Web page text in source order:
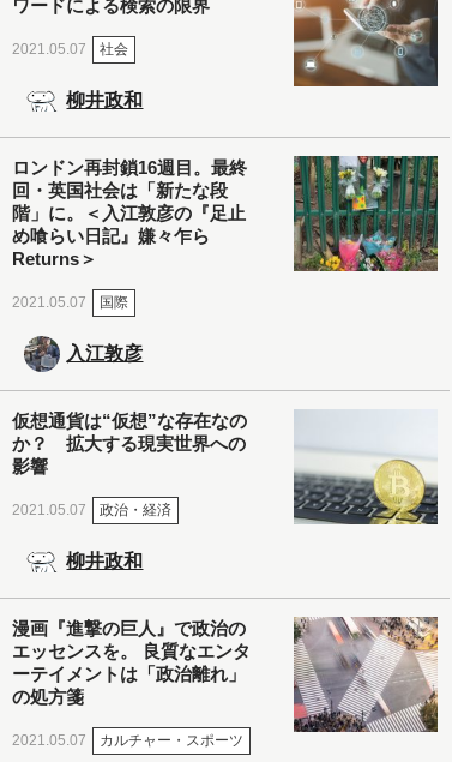
ワードによる検索の限界
2021.05.07 社会
柳井政和
ロンドン再封鎖16週目。最終
回・英国社会は「新たな段
階」に。＜入江敦彦の『足止
め喰らい日記』嫌々乍ら
Returns＞
2021.05.07 国際
入江敦彦
仮想通貨は“仮想”な存在なの
か？ 拡大する現実世界への
影響
2021.05.07 政治・経済
柳井政和
漫画『進撃の巨人』で政治の
エッセンスを。 良質なエンタ
ーテイメントは「政治離れ」
の処方箋
2021.05.07 カルチャー・スポーツ